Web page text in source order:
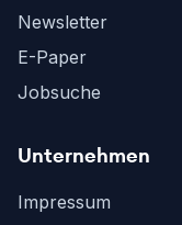
Newsletter
E-Paper
Jobsuche
Unternehmen
Impressum